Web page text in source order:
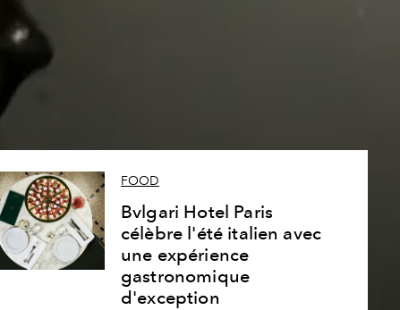
FOOD
Bvlgari Hotel Paris
célèbre l'été italien avec
une expérience
gastronomique
d'exception